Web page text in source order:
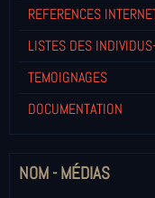
REFERENCES
LISTES DES
TEMOIGNAGES
DOCUMENTATION
NOM - MÉDIAS